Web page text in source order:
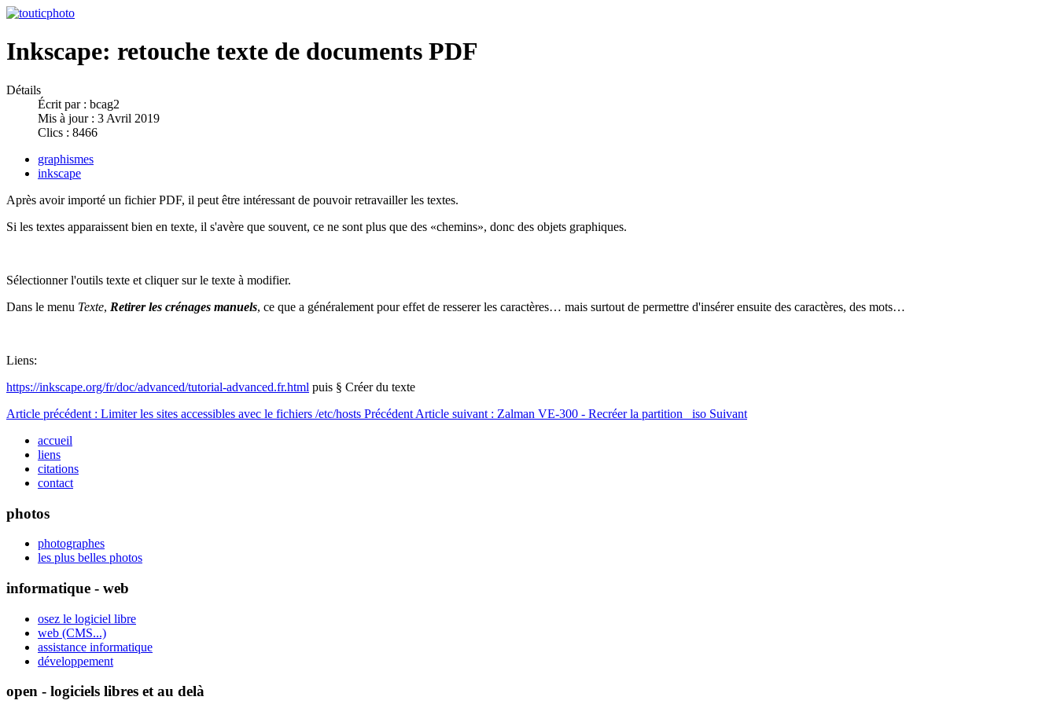
Inkscape: retouche texte de documents PDF
Détails
Écrit par : bcag2
Mis à jour : 3 Avril 2019
Clics : 8466
graphismes
inkscape
Après avoir importé un fichier PDF, il peut être intéressant de pouvoir retravailler les textes.
Si les textes apparaissent bien en texte, il s'avère que souvent, ce ne sont plus que des «chemins», donc des objets graphiques.
Sélectionner l'outils texte et cliquer sur le texte à modifier.
Dans le menu Texte, Retirer les crénages manuels, ce que a généralement pour effet de resserer les caractères… mais surtout de permettre d'insérer ensuite des caractères, des mots…
Liens:
https://inkscape.org/fr/doc/advanced/tutorial-advanced.fr.html puis § Créer du texte
Article précédent : Limiter les sites accessibles avec le fichiers /etc/hosts Précédent Article suivant : Zalman VE-300 - Recréer la partition _iso Suivant
accueil
liens
citations
contact
photos
photographes
les plus belles photos
informatique - web
osez le logiciel libre
web (CMS...)
assistance informatique
développement
open - logiciels libres et au delà